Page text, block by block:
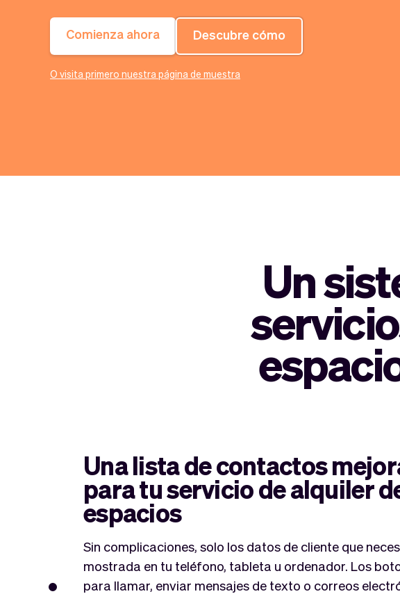
Comienza ahora Descubre cómo
O visita primero nuestra página de muestra
Un
Una lista de contactos
para tu servicio de alquiler
espacios
Sin complicaciones, solo los datos de cliente que
mostrada en tu teléfono, tableta u ordenador. Los
para llamar, enviar mensajes de texto o correos